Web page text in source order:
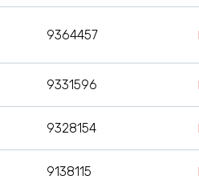
9364457
9331596
9328154
9138115